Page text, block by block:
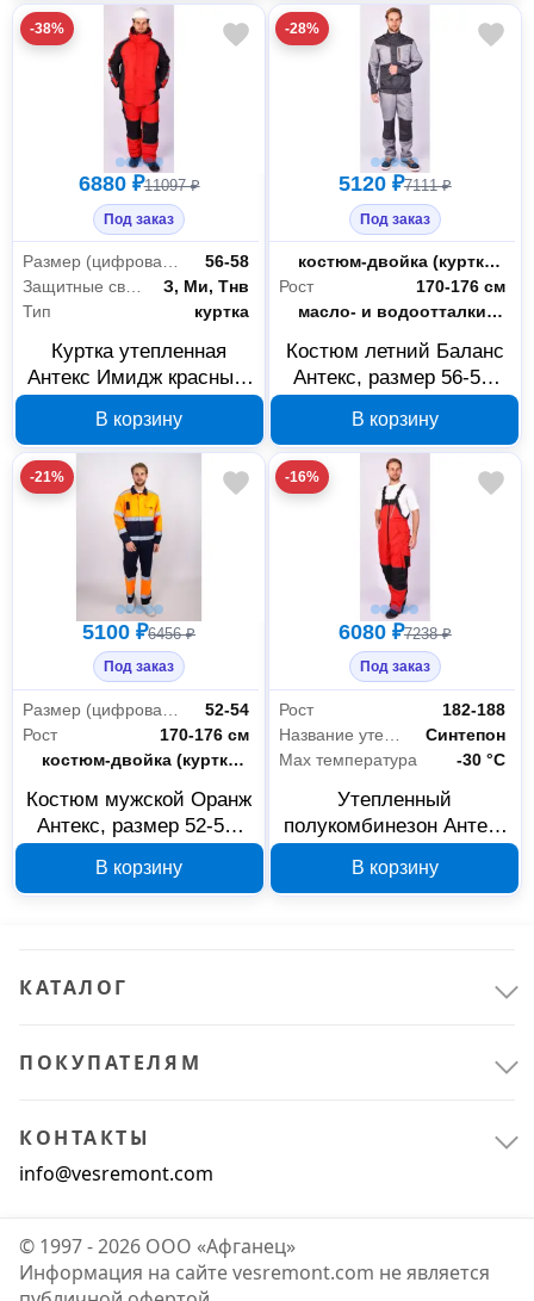
Спецодежда и СИЗ
Зимняя спецодежда
Летняя спецодежда
Рабочая обувь
Сигнальная одежда
-38%
6880 ₽11097 ₽
Под заказ
Размер (цифровая система маркировки)
56-58
З, Ми, Тнв
Тип
куртка
Куртка утепленная
Антекс Имидж красный/
рост 182-188, арт.
В00001336
В корзину
-28%
5120 ₽7111 ₽
Под заказ
Тип
костюм-двойка (куртка + полукомбинезон)
Рост
170-176 см
Пропитка
масло- и водоотталкивающая (МВО)
Костюм летний Баланс
Антекс, размер 56-58,
В00001281
В корзину
-21%
5100 ₽6456 ₽
Под заказ
52-54
Рост
170-176 см
Тип
костюм-двойка (куртка + полукомбинезон)
Костюм мужской Оранж
Антекс, размер 52-54,
В00000756
В корзину
-16%
6080 ₽7238 ₽
Под заказ
Рост
182-188
Синтепон
Max температура
-30 °С
Утепленный
полукомбинезон Антекс
50/182-188
В корзину
КАТАЛОГ
ПОКУПАТЕЛЯМ
КОНТАКТЫ
info@vesremont.com
© 1997 - 2026 ООО «Афганец»
Информация на сайте vesremont.com не является